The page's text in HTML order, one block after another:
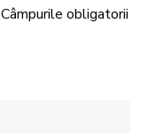
Câmpurile obligatorii